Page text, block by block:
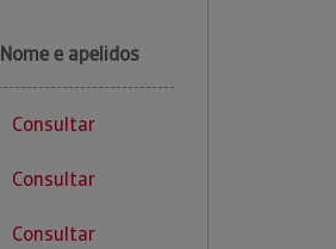
Nome e apelidos
Consultar
Consultar
Consultar